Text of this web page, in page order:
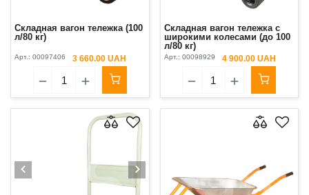
Складная вагон тележка (100
л/80 кг)
Арт.: 00097406 3 660.00 UAH
Складная вагон тележка с
широкими колесами (до 100
л/80 кг)
Арт.: 00098929 4 900.00 UAH